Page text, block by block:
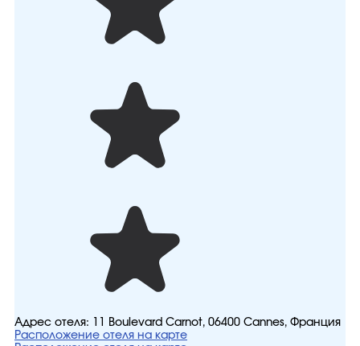
Адрес отеля:
11 Boulevard Carnot, 06400 Cannes, Франция
Расположение отеля на карте